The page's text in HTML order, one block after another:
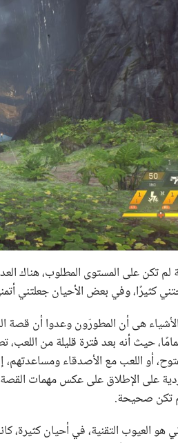
لم تكن على المستوى المطلوب، هناك
كثيرًا، وفي بعض الأحيان جعلتني
هى أن المطورّون وعدوا أن قصة
حيث أنه بعد فترة قليلة من اللعب،
أو اللعب مع الأصدقاء
على الإطلاق على عكس مهمات
تكن صحيحة.
هو العيوب التقنية، في أحيان